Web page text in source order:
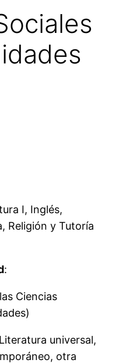
I, Inglés,
Religión y Tutoría
:
Ciencias
universal,
otra